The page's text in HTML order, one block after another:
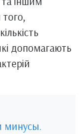
допомагають
минусы.